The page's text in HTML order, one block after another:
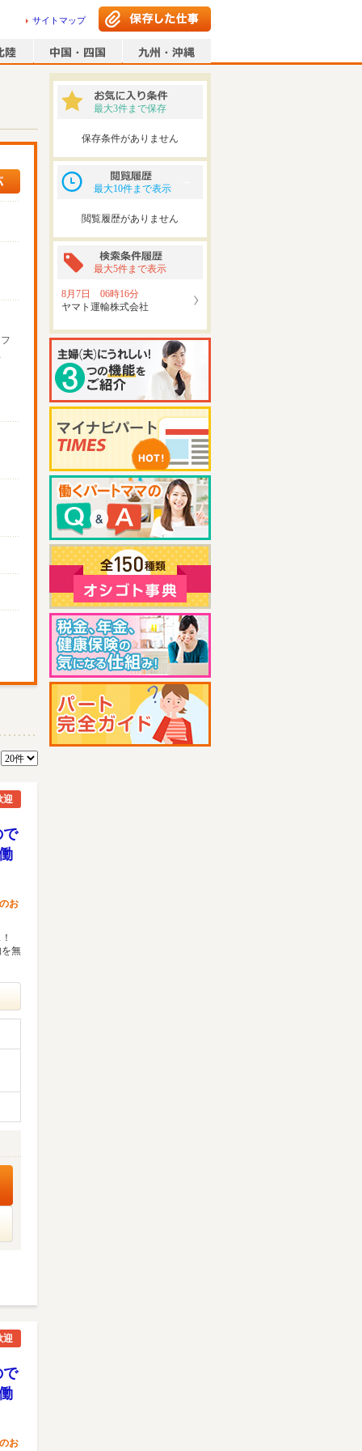
サイトマップ
迎
で
お
無
迎
で
お
最大3件まで保存
保存条件がありません
最大10件まで表示
閲覧履歴がありません
最大5件まで表示
8月7日 06時16分
ヤマト運輸株式会社